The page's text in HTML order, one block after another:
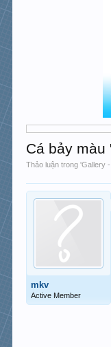
Cá bảy màu
Thảo luận trong 'Gallery
mkv
Active Member